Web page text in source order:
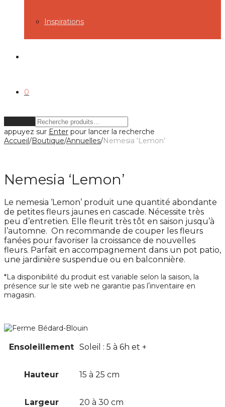
Inspirations
0
appuyez sur Enter pour lancer la recherche
Accueil/Boutique/Annuelles/Nemesia ‘Lemon’
Nemesia ‘Lemon’
Le nemesia ‘Lemon’ produit une quantité abondante
de petites fleurs jaunes en cascade. Nécessite très
peu d’entretien. Elle fleurit très tôt en saison jusqu’à
l’automne. On recommande de couper les fleurs
fanées pour favoriser la croissance de nouvelles
fleurs. Parfait en accompagnement dans un pot patio,
une jardinière suspendue ou en balconnière.
*La disponibilité du produit est variable selon la saison, la
présence sur le site web ne garantie pas lʼinventaire en
magasin.
Ensoleillement Soleil : 5 à 6h et +
Hauteur 15 à 25 cm
Largeur 20 à 30 cm